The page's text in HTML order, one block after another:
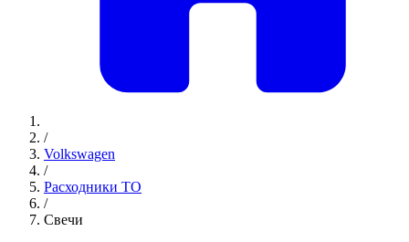
/
Volkswagen
/
Расходники ТО
/
Свечи